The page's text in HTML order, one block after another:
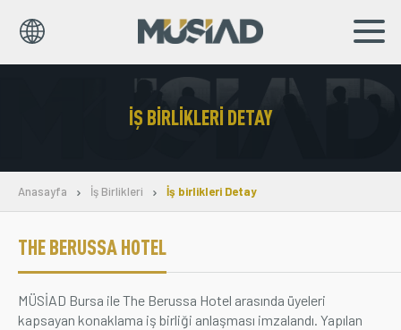
TR
EN
Sosyal Sorumluluk
İŞ BIRLIKLERI DETAY
Anasayfa İş Birlikleri İş birlikleri Detay
THE BERUSSA HOTEL
MÜSİAD Bursa ile The Berussa Hotel arasında üyeleri
kapsayan konaklama iş birliği anlaşması imzalandı. Yapılan